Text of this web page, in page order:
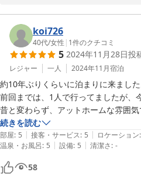
全く問題ありません。
なぜ、今まで出会えなかったのだろ
民宿のおばちゃん☆
2025-02-18
koi726
40代/女性 | 1件のクチコミ
5 2024年11月28日投
レジャー 一人 2024年11月宿泊
約10年ぶりくらいに泊まりに来ました
前回までは、1人で行ってましたが、
昔と変わらず、アットホームな雰囲
題で、このお値段を昔と変わらず、続
います。
10年前ぐらいはお父さん達がされて
も変わらない雰囲気とお値段には、び
また、行きます。
続きを読む
部屋: 5 | 接客・サービス: 5 | ロケーション:
温泉・お風呂: 5 | 設備: 5 | 清潔さ: -
58